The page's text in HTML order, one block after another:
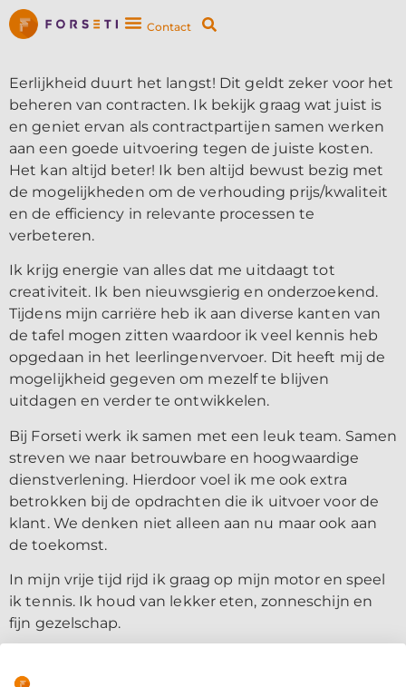
Contact
Eerlijkheid duurt het langst! Dit geldt zeker voor het
beheren van contracten. Ik bekijk graag wat juist is
en geniet ervan als contractpartijen samen werken
aan een goede uitvoering tegen de juiste kosten.
Het kan altijd beter! Ik ben altijd bewust bezig met
de mogelijkheden om de verhouding prijs/kwaliteit
en de efficiency in relevante processen te
verbeteren.
Ik krijg energie van alles dat me uitdaagt tot
creativiteit. Ik ben nieuwsgierig en onderzoekend.
Tijdens mijn carriëre heb ik aan diverse kanten van
de tafel mogen zitten waardoor ik veel kennis heb
opgedaan in het leerlingenvervoer. Dit heeft mij de
mogelijkheid gegeven om mezelf te blijven
uitdagen en verder te ontwikkelen.
Bij Forseti werk ik samen met een leuk team. Samen
streven we naar betrouwbare en hoogwaardige
dienstverlening. Hierdoor voel ik me ook extra
betrokken bij de opdrachten die ik uitvoer voor de
klant. We denken niet alleen aan nu maar ook aan
de toekomst.
In mijn vrije tijd rijd ik graag op mijn motor en speel
ik tennis. Ik houd van lekker eten, zonneschijn en
fijn gezelschap.